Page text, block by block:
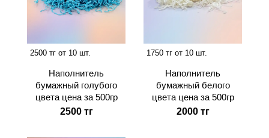
2500 тг от 10 шт.
Наполнитель
бумажный голубого
цвета цена за 500гр
2500 тг
1750 тг от 10 шт.
Наполнитель
бумажный белого
цвета цена за 500гр
2000 тг